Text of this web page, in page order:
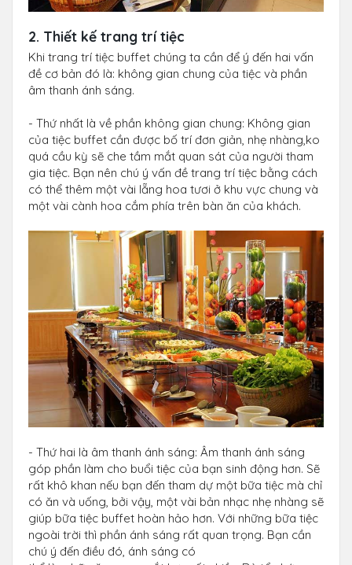
2. Thiết kế trang trí tiệc
Khi trang trí tiệc buffet chúng ta cần để ý đến hai vấn
đề cơ bản đó là: không gian chung của tiệc và phần
âm thanh ánh sáng.
- Thứ nhất là về phần không gian chung: Không gian
của tiệc buffet cần được bố trí đơn giản, nhẹ nhàng,ko
quá cầu kỳ sẽ che tầm mắt quan sát của người tham
gia tiệc. Bạn nên chú ý vấn đề trang trí tiệc bằng cách
có thể thêm một vài lẵng hoa tươi ở khu vực chung và
một vài cành hoa cắm phía trên bàn ăn của khách.
- Thứ hai là âm thanh ánh sáng: Âm thanh ánh sáng
góp phần làm cho buổi tiệc của bạn sinh động hơn. Sẽ
rất khô khan nếu bạn đến tham dự một bữa tiệc mà chỉ
có ăn và uống, bởi vậy, một vài bản nhạc nhẹ nhàng sẽ
giúp bữa tiệc buffet hoàn hảo hơn. Với những bữa tiệc
ngoài trời thì phần ánh sáng rất quan trọng. Bạn cần
chú ý đến điều đó, ánh sáng có